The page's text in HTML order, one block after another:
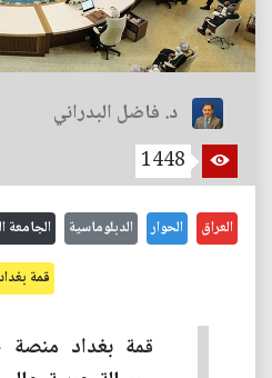
د. فاضل البدراني
1448
العراق الحوار الدبلوماسية الجامعة
قمة بغداد
قمة بغداد منصة